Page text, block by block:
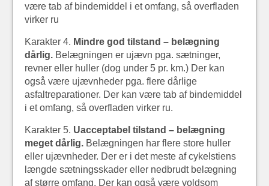
være tab af bindemiddel i et omfang, så overfladen
virker ru
Karakter 4. Mindre god tilstand – belægning
dårlig. Belægningen er ujævn pga. sætninger,
revner eller huller (dog under 5 pr. km.) Der kan
også være ujævnheder pga. flere dårlige
asfaltreparationer. Der kan være tab af bindemiddel
i et omfang, så overfladen virker ru.
Karakter 5. Uacceptabel tilstand – belægning
meget dårlig. Belægningen har flere store huller
eller ujævnheder. Der er i det meste af cykelstiens
længde sætningsskader eller nedbrudt belægning
af større omfang. Der kan også være voldsom